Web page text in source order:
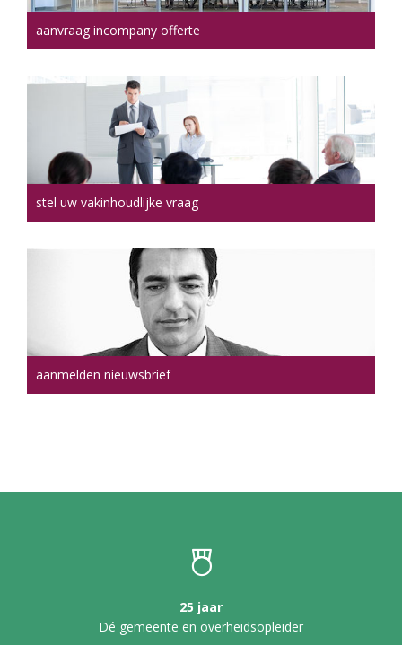
aanvraag incompany offerte
stel uw vakinhoudlijke vraag
aanmelden nieuwsbrief
25 jaar
Dé gemeente en overheidsopleider